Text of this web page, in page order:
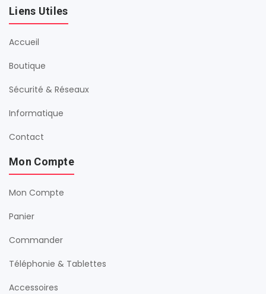
Liens Utiles
Accueil
Boutique
Sécurité & Réseaux
Informatique
Contact
Mon Compte
Mon Compte
Panier
Commander
Téléphonie & Tablettes
Accessoires